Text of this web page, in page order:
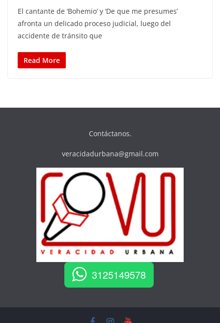
El cantante de ‘Bohemio’ y ‘De que me presumes’
afronta un delicado proceso judicial, luego del
accidente de tránsito que
Read More
Contáctanos.
veracidadurbana@gmail.com
3125149578